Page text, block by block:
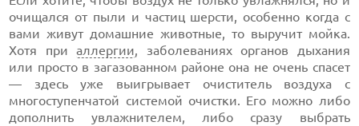
очищался от пыли и частиц шерсти, особенно когда с
вами живут домашние животные, то выручит мойка.
Хотя приаллергии, заболеваниях органов дыхания
или просто в загазованном районе она не очень спасет
— здесь уже выигрывает очиститель воздуха с
многоступенчатой системой очистки. Его можно либо
дополнить увлажнителем, либо сразу выбрать